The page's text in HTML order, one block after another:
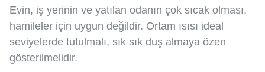
Evin, iş yerinin ve yatılan odanın çok sıcak olması,
hamileler için uygun değildir. Ortam ısısı ideal
seviyelerde tutulmalı, sık sık duş almaya özen
gösterilmelidir.